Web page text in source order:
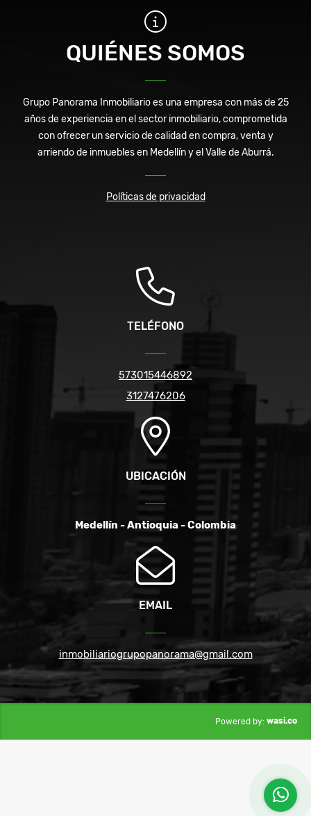
QUIÉNES SOMOS
Grupo Panorama Inmobiliario es una empresa con más de 25
años de experiencia en el sector inmobiliario, comprometida
con ofrecer un servicio de calidad en compra, venta y
arriendo de inmuebles en Medellín y el Valle de Aburrá.
Políticas de privacidad
TELÉFONO
573015446892
3127476206
UBICACIÓN
Medellín - Antioquia - Colombia
EMAIL
inmobiliariogrupopanorama@gmail.com
Powered by: wasi.co